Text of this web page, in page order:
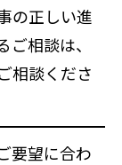
の正しい進
相談は、
相談くださ
要望に合わ